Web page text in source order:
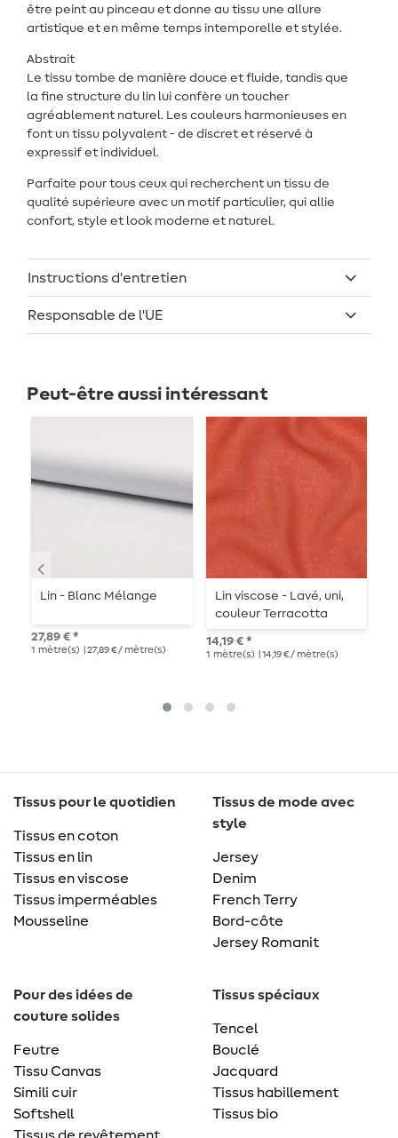
être peint au pinceau et donne au tissu une allure
artistique et en même temps intemporelle et stylée.
Abstrait
Le tissu tombe de manière douce et fluide, tandis que
la fine structure du lin lui confère un toucher
agréablement naturel. Les couleurs harmonieuses en
font un tissu polyvalent - de discret et réservé à
expressif et individuel.
Parfaite pour tous ceux qui recherchent un tissu de
qualité supérieure avec un motif particulier, qui allie
confort, style et look moderne et naturel.
Instructions d'entretien
Responsable de l'UE
Peut-être aussi intéressant
Lin - Blanc Mélange
27,89 € *
1 mètre(s) | 27,89 € / mètre(s)
Lin viscose - Lavé, uni,
couleur Terracotta
14,19 € *
1 mètre(s) | 14,19 € / mètre(s)
Tissus pour le quotidien
Tissus en coton
Tissus en lin
Tissus en viscose
Tissus imperméables
Mousseline
Tissus de mode avec
style
Jersey
Denim
French Terry
Bord-côte
Jersey Romanit
Pour des idées de
couture solides
Feutre
Tissu Canvas
Simili cuir
Softshell
Tissus spéciaux
Tencel
Bouclé
Jacquard
Tissus habillement
Tissus bio